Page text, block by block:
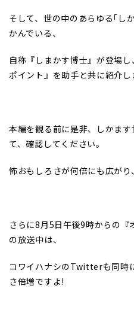
そして、世の中のあらゆる｢し
かんでいる、
自称『しまかす博士』が登場
ポイント』を助手と共に紹介し
本編を観る前に是非、しかま
て、確認してください。
怖おもしろさが何倍にも広が
さらに8月5日午後9時からの『
の放送中は、
コワイハナシのTwitterも同時
さ倍増ですよ!